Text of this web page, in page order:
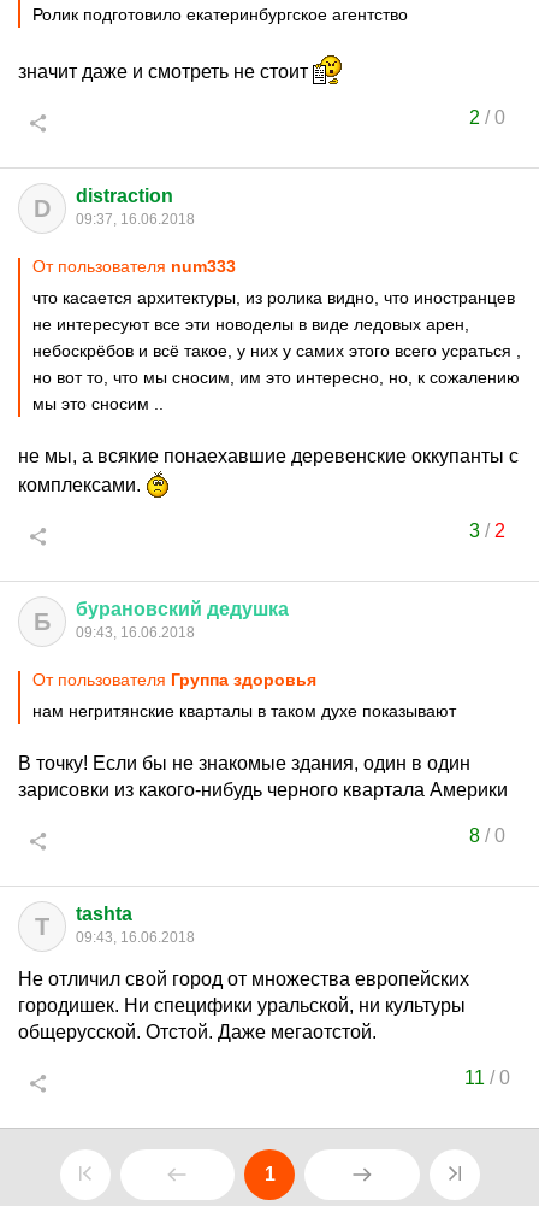
Ролик подготовило екатеринбургское агентство
значит даже и смотреть не стоит
2 /0
D distraction
09:37, 16.06.2018
От пользователя num333
что касается архитектуры, из ролика видно, что иностранцев
не интересуют все эти новоделы в виде ледовых арен,
небоскрёбов и всё такое, у них у самих этого всего усраться ,
но вот то, что мы сносим, им это интересно, но, к сожалению
мы это сносим ..
не мы, а всякие понаехавшие деревенские оккупанты с
комплексами.
3/ 2
Б бурановский дедушка
09:43, 16.06.2018
От пользователя Группа здоровья
нам негритянские кварталы в таком духе показывают
В точку! Если бы не знакомые здания, один в один
зарисовки из какого-нибудь черного квартала Америки
8/0
T tashta
09:43, 16.06.2018
Не отличил свой город от множества европейских
городишек. Ни специфики уральской, ни культуры
общерусской. Отстой. Даже мегаотстой.
11 /0
1